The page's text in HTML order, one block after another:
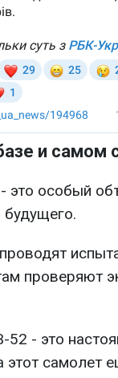
и самом
это особый
проверяют
- это
этот самолет